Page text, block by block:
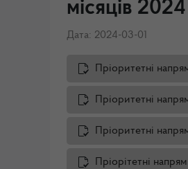
місяців
Дата: 2024-03-01
Пріоритетні
Пріоритетні
Пріоритетні
Пріорітетні